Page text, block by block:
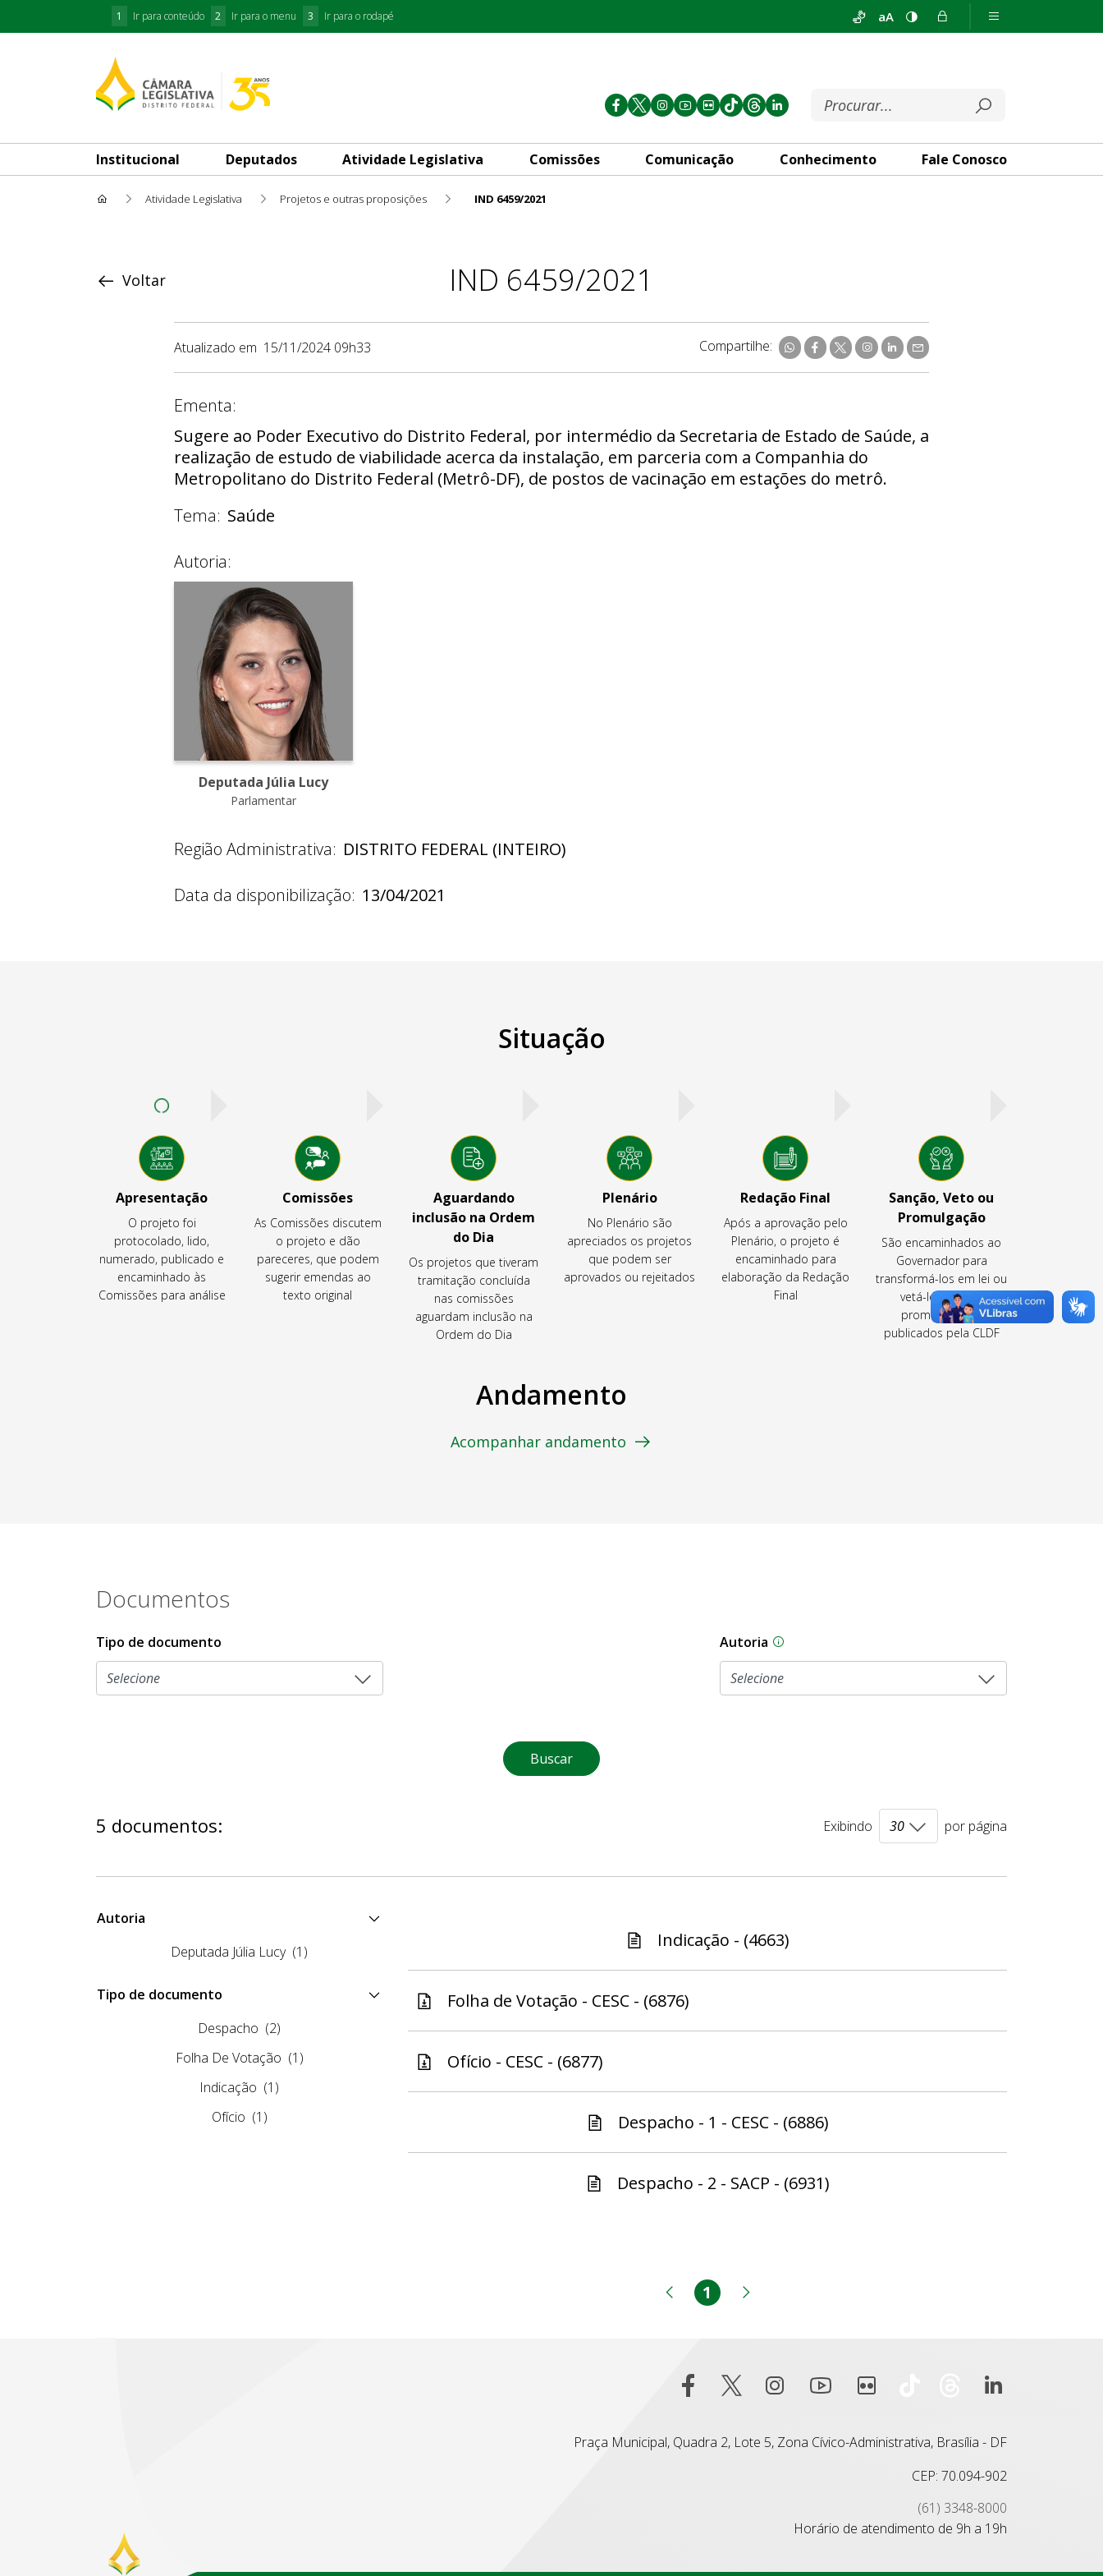
1 Ir para conteúdo 2 Ir para o menu 3 Ir para o rodapé aA
Institucional Deputados Atividade Legislativa Comissões Comunicação Conhecimento Fale Conosco
Atividade Legislativa Projetos e outras proposições IND 6459/2021
IND 6459/2021
Voltar
Atualizado em 15/11/2024 09h33 Compartilhe:
Ementa:
Sugere ao Poder Executivo do Distrito Federal, por intermédio da Secretaria de Estado de Saúde, a
realização de estudo de viabilidade acerca da instalação, em parceria com a Companhia do
Metropolitano do Distrito Federal (Metrô-DF), de postos de vacinação em estações do metrô.
Tema: Saúde
Autoria:
Deputada Júlia Lucy
Parlamentar
Região Administrativa: DISTRITO FEDERAL (INTEIRO)
Data da disponibilização: 13/04/2021
Situação
Apresentação
O projeto foi
protocolado, lido,
numerado, publicado e
encaminhado às
Comissões para análise
Comissões
As Comissões discutem
o projeto e dão
pareceres, que podem
sugerir emendas ao
texto original
Aguardando
inclusão na Ordem
do Dia
Os projetos que tiveram
tramitação concluída
nas comissões
aguardam inclusão na
Ordem do Dia
Plenário
No Plenário são
apreciados os projetos
que podem ser
aprovados ou rejeitados
Redação Final
Após a aprovação pelo
Plenário, o projeto é
encaminhado para
elaboração da Redação
Final
Sanção, Veto ou
Promulgação
São encaminhados ao
Governador para
transformá-los em lei ou
vetá-los ou são
promulgados e
publicados pela CLDF
Andamento
Acompanhar andamento
Documentos
Tipo de documento Autoria As proposições legislativas na CLDF podem ser
Buscar
5 documentos: Exibindo por página
Autoria
Deputada Júlia Lucy (1)
Tipo de documento
Despacho (2)
Folha De Votação (1)
Indicação (1)
Ofício (1)
Indicação - (4663)
Folha de Votação - CESC - (6876)
Ofício - CESC - (6877)
Despacho - 1 - CESC - (6886)
Despacho - 2 - SACP - (6931)
Página anterior
Página
1
Praça Municipal, Quadra 2, Lote 5, Zona Cívico-Administrativa, Brasília - DF
CEP: 70.094-902
(61) 3348-8000
Horário de atendimento de 9h a 19h